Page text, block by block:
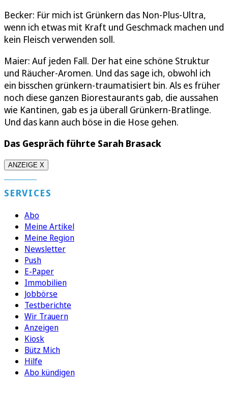
Becker: Für mich ist Grünkern das Non-Plus-Ultra,
wenn ich etwas mit Kraft und Geschmack machen und
kein Fleisch verwenden soll.
Maier: Auf jeden Fall. Der hat eine schöne Struktur
und Räucher-Aromen. Und das sage ich, obwohl ich
ein bisschen grünkern-traumatisiert bin. Als es früher
noch diese ganzen Biorestaurants gab, die aussahen
wie Kantinen, gab es ja überall Grünkern-Bratlinge.
Und das kann auch böse in die Hose gehen.
Das Gespräch führte Sarah Brasack
ANZEIGE X
SERVICES
Abo
Meine Artikel
Meine Region
Newsletter
Push
E-Paper
Immobilien
Jobbörse
Testberichte
Wir Trauern
Anzeigen
Kiosk
Bütz Mich
Hilfe
Abo kündigen